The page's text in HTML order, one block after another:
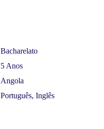
Bacharelato
5 Anos
Angola
Português, Inglês